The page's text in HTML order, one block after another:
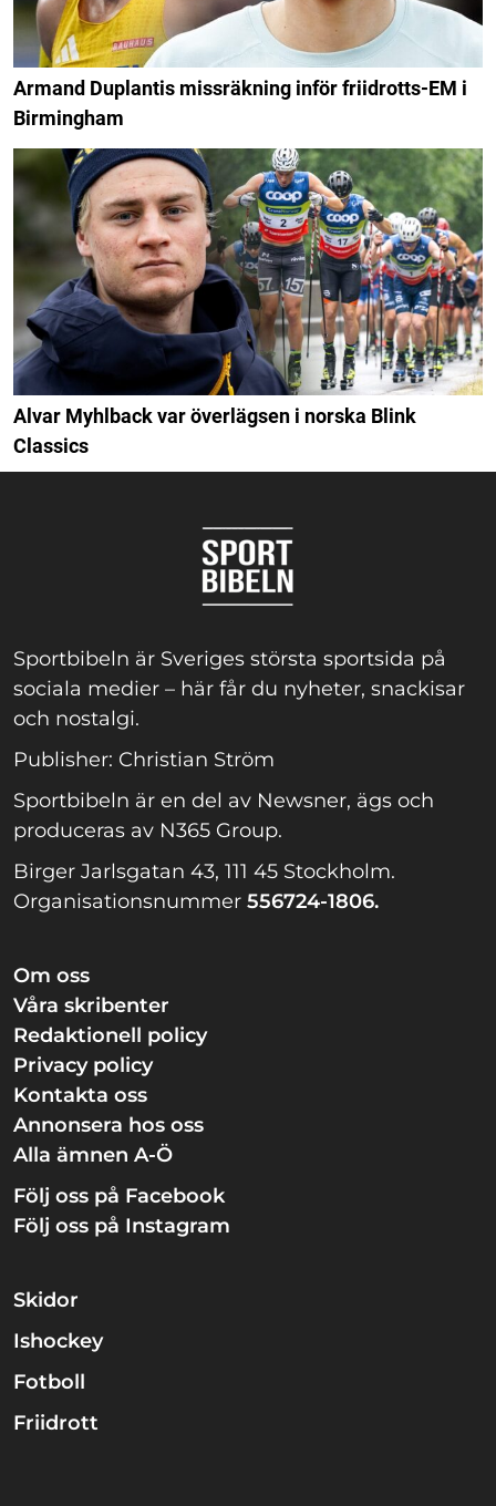
Armand Duplantis missräkning inför friidrotts-EM i
Birmingham
Alvar Myhlback var överlägsen i norska Blink
Classics
Sportbibeln är Sveriges största sportsida på
sociala medier – här får du nyheter, snackisar
och nostalgi.
Publisher: Christian Ström
Sportbibeln är en del av Newsner, ägs och
produceras av N365 Group.
Birger Jarlsgatan 43, 111 45 Stockholm.
Organisationsnummer 556724-1806.
Om oss
Våra skribenter
Redaktionell policy
Privacy policy
Kontakta oss
Annonsera hos oss
Alla ämnen A-Ö
Följ oss på Facebook
Följ oss på Instagram
Skidor
Ishockey
Fotboll
Friidrott